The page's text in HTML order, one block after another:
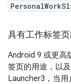
具有工作标签
Android 9 或更高
签页的用途，以
Launcher3，当